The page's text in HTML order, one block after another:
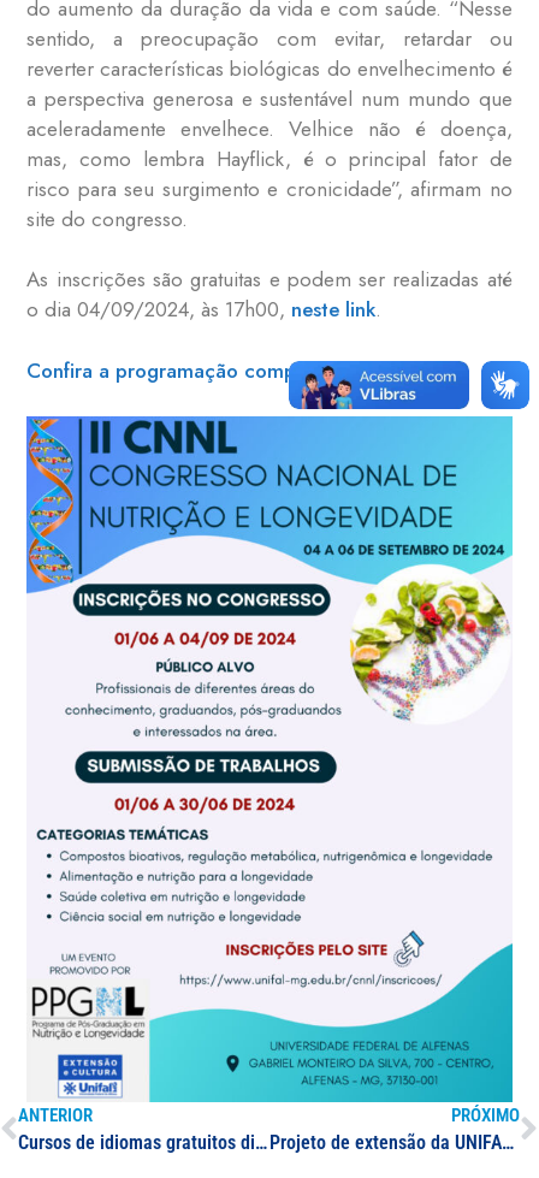
do aumento da duração da vida e com saúde. “Nesse
sentido, a preocupação com evitar, retardar ou
reverter características biológicas do envelhecimento é
a perspectiva generosa e sustentável num mundo que
aceleradamente envelhece. Velhice não é doença,
mas, como lembra Hayflick, é o principal fator de
risco para seu surgimento e cronicidade”, afirmam no
site do congresso.
As inscrições são gratuitas e podem ser realizadas até
o dia 04/09/2024, às 17h00, neste link.
Confira a programação completa!
ANTERIOR
Cursos de idiomas gratuitos disponíveis para comunidade acadêmica da UNIFAL-MG
PRÓXIMO
Projeto de extensão da UNIFAL-MG oferece aulas gratuitas de dança de salão para comunidade